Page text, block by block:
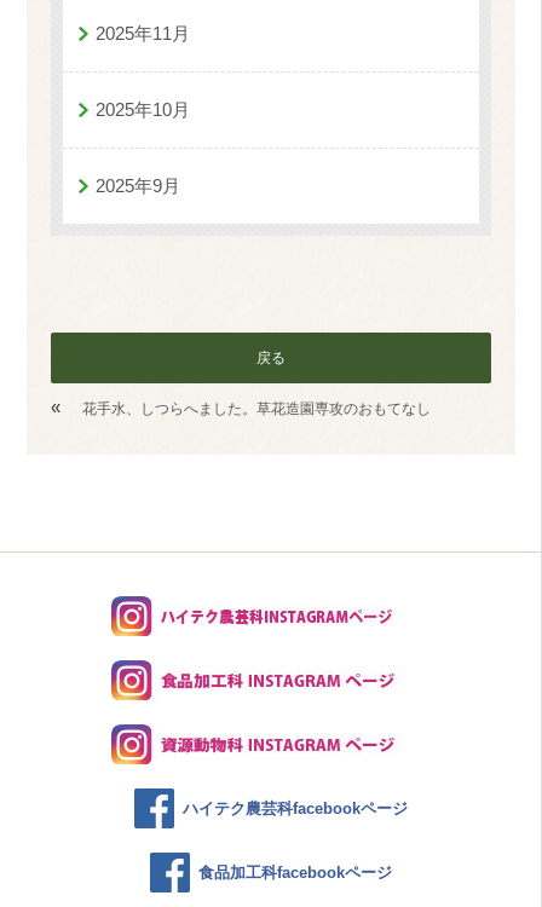
2025年11月
2025年10月
2025年9月
戻る
« 花手水、しつらへました。草花造園専攻のおもてなし
ハイテク農芸科facebookページ
食品加工科facebookページ